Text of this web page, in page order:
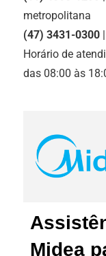
metropolitana
(47) 3431-0300
Horário de
das 08:00 às
Midea